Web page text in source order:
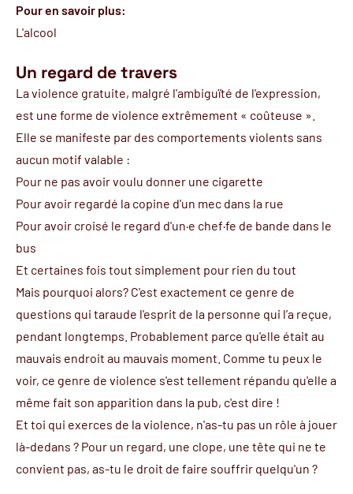
Pour en savoir plus:
L'alcool
Un regard de travers
La violence gratuite, malgré l'ambiguïté de l'expression,
est une forme de violence extrêmement « coûteuse ».
Elle se manifeste par des comportements violents sans
aucun motif valable :
Pour ne pas avoir voulu donner une cigarette
Pour avoir regardé la copine d'un mec dans la rue
Pour avoir croisé le regard d'un·e chef·fe de bande dans le
bus
Et certaines fois tout simplement pour rien du tout
Mais pourquoi alors? C'est exactement ce genre de
questions qui taraude l'esprit de la personne qui l’a reçue,
pendant longtemps. Probablement parce qu'elle était au
mauvais endroit au mauvais moment. Comme tu peux le
voir, ce genre de violence s'est tellement répandu qu'elle a
même fait son apparition dans la pub, c'est dire !
Et toi qui exerces de la violence, n'as-tu pas un rôle à jouer
là-dedans ? Pour un regard, une clope, une tête qui ne te
convient pas, as-tu le droit de faire souffrir quelqu'un ?